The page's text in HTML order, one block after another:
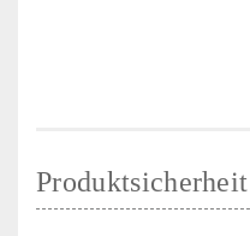
Produktsicherheit